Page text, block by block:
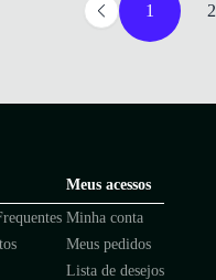
1 2
Meus acessos
Minha conta
Meus pedidos
Lista de desejos